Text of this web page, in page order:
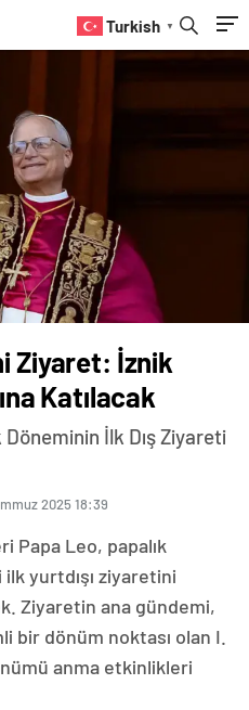
Turkish ▼
Ziyaret: İznik
Katılacak
Döneminin İlk Dış Ziyareti
2025 18:39
Papa Leo, papalık
yurtdışı ziyaretini
Ziyaretin ana gündemi,
bir dönüm noktası olan I.
anma etkinlikleri